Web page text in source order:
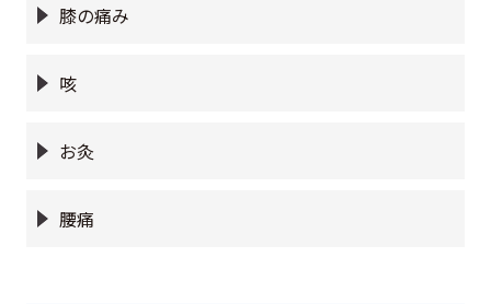
膝の痛み
咳
お灸
腰痛